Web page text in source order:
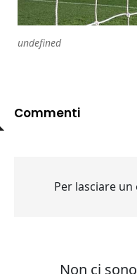
undefined
Commenti